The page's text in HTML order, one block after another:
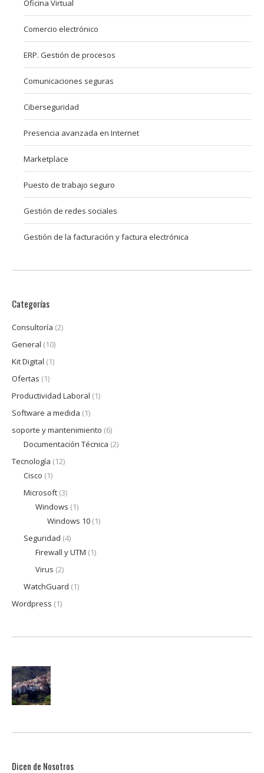
Oficina Virtual
Comercio electrónico
ERP. Gestión de procesos
Comunicaciones seguras
Ciberseguridad
Presencia avanzada en Internet
Marketplace
Puesto de trabajo seguro
Gestión de redes sociales
Gestión de la facturación y factura electrónica
Categorías
Consultoría (2)
General (10)
Kit Digital (1)
Ofertas (1)
Productividad Laboral (1)
Software a medida (1)
soporte y mantenimiento (6)
Documentación Técnica (2)
Tecnología (12)
Cisco (1)
Microsoft (3)
Windows (1)
Windows 10 (1)
Seguridad (4)
Firewall y UTM (1)
Virus (2)
WatchGuard (1)
Wordpress (1)
Dicen de Nosotros